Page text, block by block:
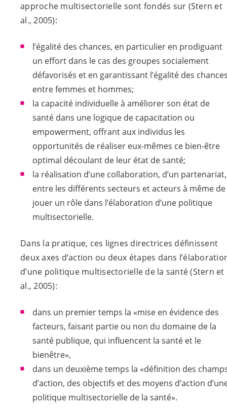
approche multisectorielle sont fondés sur (Stern et
al., 2005):
l’égalité des chances, en particulier en prodiguant
un effort dans le cas des groupes socialement
défavorisés et en garantissant l’égalité des
entre femmes et hommes;
la capacité individuelle à améliorer son état de
santé dans une logique de capacitation ou
empowerment, offrant aux individus les
opportunités de réaliser eux-mêmes ce bien-être
optimal découlant de leur état de santé;
la réalisation d’une collaboration, d’un partenariat,
entre les différents secteurs et acteurs à même de
jouer un rôle dans l’élaboration d’une politique
multisectorielle.
Dans la pratique, ces lignes directrices définissent
deux axes d’action ou deux étapes dans
d’une politique multisectorielle de la santé (Stern et
al., 2005):
dans un premier temps la «mise en évidence des
facteurs, faisant partie ou non du domaine de la
santé publique, qui influencent la santé et le
bienêtre»,
dans un deuxième temps la «définition des
d’action, des objectifs et des moyens d’action
politique multisectorielle de la santé».